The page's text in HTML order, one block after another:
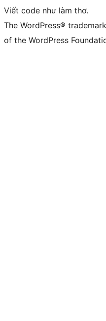
Viết code như làm thơ.
The WordPress®
of the WordPress